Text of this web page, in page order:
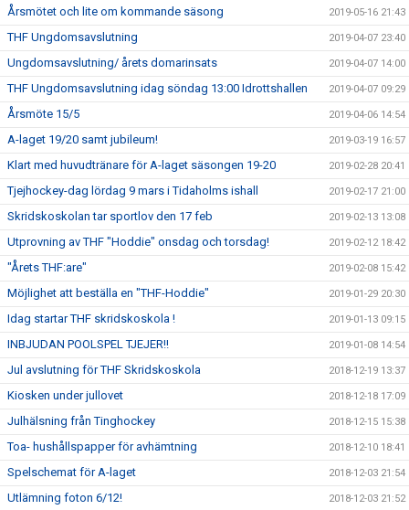
Årsmötet och lite om kommande säsong 2019-05-16 21:43
THF Ungdomsavslutning 2019-04-07 23:40
Ungdomsavslutning/ årets domarinsats 2019-04-07 14:00
THF Ungdomsavslutning idag söndag 13:00 Idrottshallen 2019-04-07 09:29
Årsmöte 15/5 2019-04-06 14:54
A-laget 19/20 samt jubileum! 2019-03-19 16:57
Klart med huvudtränare för A-laget säsongen 19-20 2019-02-28 20:41
Tjejhockey-dag lördag 9 mars i Tidaholms ishall 2019-02-17 21:00
Skridskoskolan tar sportlov den 17 feb 2019-02-13 13:08
Utprovning av THF "Hoddie" onsdag och torsdag! 2019-02-12 18:42
"Årets THF:are" 2019-02-08 15:42
Möjlighet att beställa en "THF-Hoddie" 2019-01-29 20:30
Idag startar THF skridskoskola ! 2019-01-13 09:15
INBJUDAN POOLSPEL TJEJER!! 2019-01-08 14:54
Jul avslutning för THF Skridskoskola 2018-12-19 13:37
Kiosken under jullovet 2018-12-18 17:09
Julhälsning från Tinghockey 2018-12-15 15:38
Toa- hushållspapper för avhämtning 2018-12-10 18:41
Spelschemat för A-laget 2018-12-03 21:54
Utlämning foton 6/12! 2018-12-03 21:52